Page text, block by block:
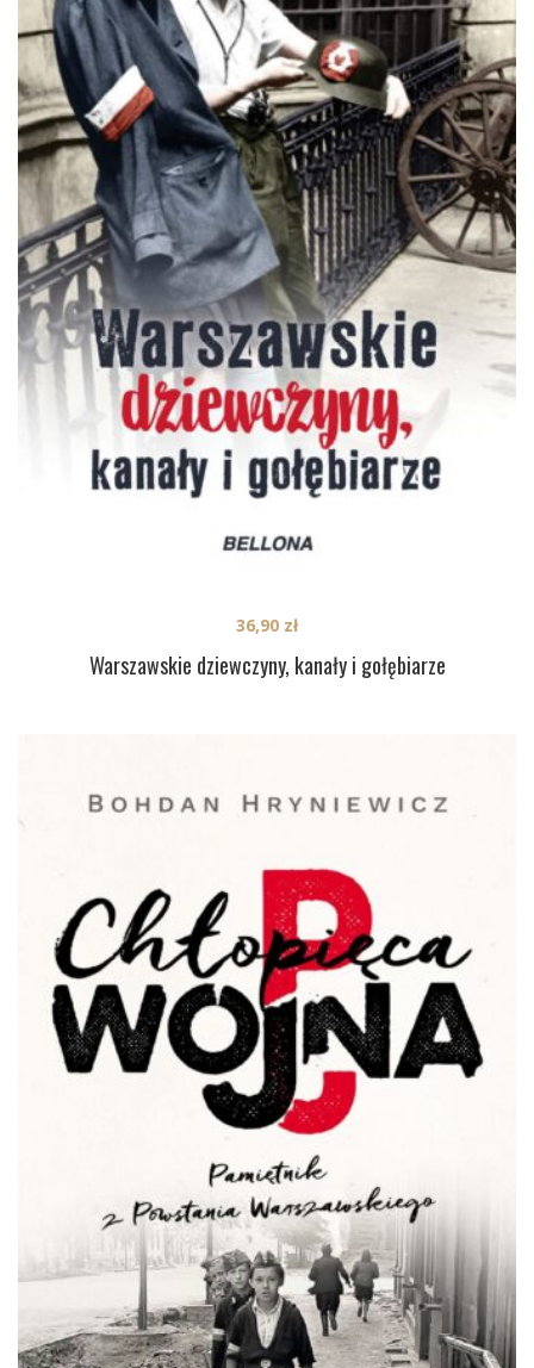
Warszawskie dziewczyny, kanały i gołębiarze
36,90 zł